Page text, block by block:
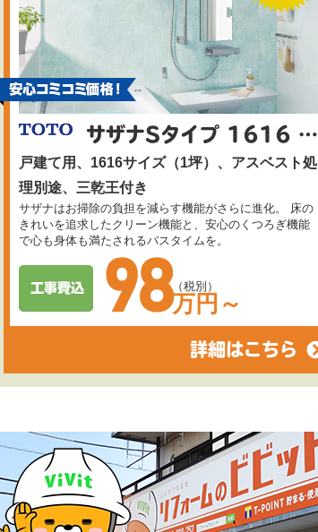
サザナSタイプ 1616 ユニットバス 三乾王付き
戸建て用、1616サイズ（1坪）、アスベスト処
理別途、三乾王付き
サザナはお掃除の負担を減らす機能がさらに進化。 床の
きれいを追求したクリーン機能と、安心のくつろぎ機能
で心も身体も満たされるバスタイムを。
98万円～
（税別）
詳細はこちら